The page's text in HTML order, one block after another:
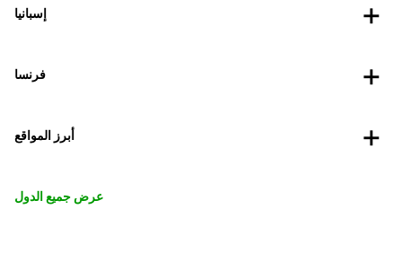
إسبانيا
فرنسا
أبرز المواقع
عرض جميع الدول